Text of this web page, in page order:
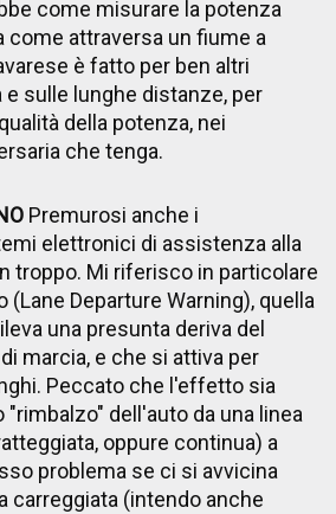
come misurare la potenza
come attraversa un fiume a
è fatto per ben altri
sulle lunghe distanze, per
della potenza, nei
che tenga.
Premurosi anche i
elettronici di assistenza alla
troppo. Mi riferisco in particolare
Departure Warning), quella
una presunta deriva del
marcia, e che si attiva per
Peccato che l'effetto sia
"rimbalzo" dell'auto da una linea
oppure continua) a
problema se ci si avvicina
carreggiata (intendo anche